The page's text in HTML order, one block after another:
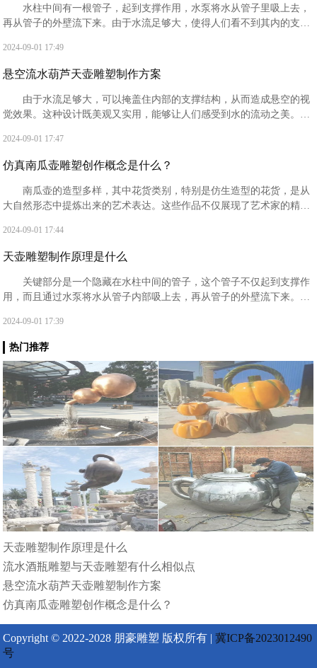
水柱中间有一根管子，起到支撑作用，水泵将水从管子里吸上去，
再从管子的外壁流下来。由于水流足够大，使得人们看不到其内的支撑
能够让人们感受到水的流动之美‌。
2024-09-01 17:49
悬空流水葫芦天壶雕塑制作方案
由于水流足够大，可以掩盖住内部的支撑结构，从而造成悬空的视
觉效果。这种设计既美观又实用，能够让人们感受到水的流动之美‌。在
2024-09-01 17:47
仿真南瓜壶雕塑创作概念是什么？
南瓜壶的造型多样，其中花货类别，特别是仿生造型的花货，是从
大自然形态中提炼出来的艺术表达。这些作品不仅展现了艺术家的精湛
2024-09-01 17:44
天壶雕塑制作原理是什么
关键部分是一个隐藏在水柱中间的管子，这个管子不仅起到支撑作
用，而且通过水泵将水从管子内部吸上去，再从管子的外壁流下来。由
水是源源不断地流出的。
2024-09-01 17:39
热门推荐
天壶雕塑制作原理是什么
流水酒瓶雕塑与天壶雕塑有什么相似点
悬空流水葫芦天壶雕塑制作方案
仿真南瓜壶雕塑创作概念是什么？
Copyright © 2022-2028 朋豪雕塑 版权所有 |冀ICP备2023012490
号